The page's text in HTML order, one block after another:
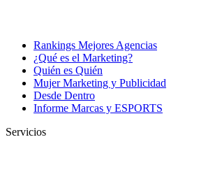
Rankings Mejores Agencias
¿Qué es el Marketing?
Quién es Quién
Mujer Marketing y Publicidad
Desde Dentro
Informe Marcas y ESPORTS
Servicios